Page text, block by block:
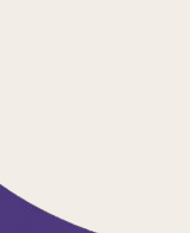
راهنمای
معرفی کتاب‌های